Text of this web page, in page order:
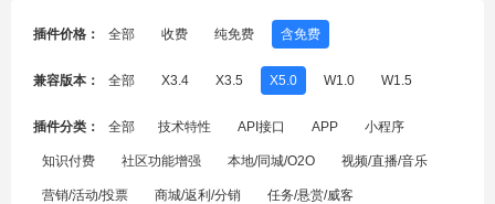
插件价格： 全部 收费 纯免费 含免费
兼容版本： 全部 X3.4 X3.5 X5.0 W1.0 W1.5
插件分类： 全部 技术特性 API接口 APP 小程序
知识付费 社区功能增强 本地/同城/O2O 视频/直播/音乐
营销/活动/投票 商城/返利/分销 任务/悬赏/威客